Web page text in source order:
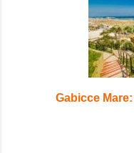
Gabicce